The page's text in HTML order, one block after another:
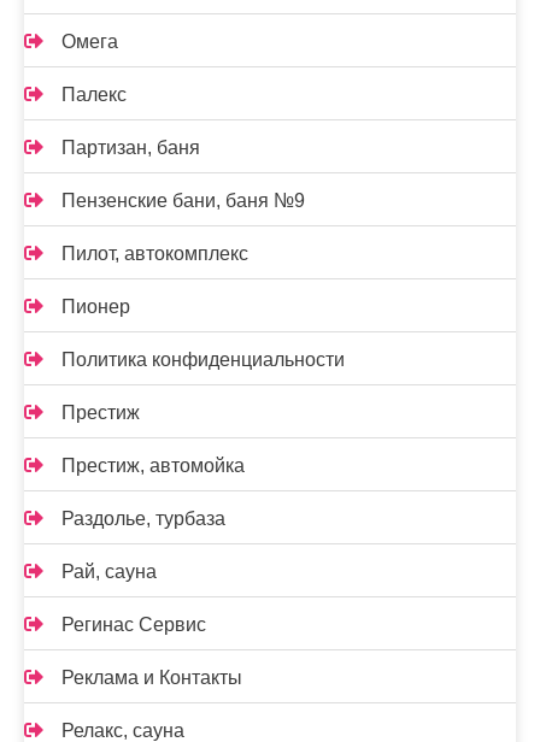
Омега
Палекс
Партизан, баня
Пензенские бани, баня №9
Пилот, автокомплекс
Пионер
Политика конфиденциальности
Престиж
Престиж, автомойка
Раздолье, турбаза
Рай, сауна
Регинас Сервис
Реклама и Контакты
Релакс, сауна